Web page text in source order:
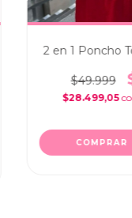
2 en 1 Poncho
$49.999
$28.499,05